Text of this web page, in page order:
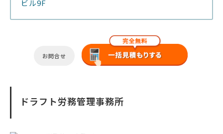
ビル9F
お問合せ
ドラフト労務管理事務所